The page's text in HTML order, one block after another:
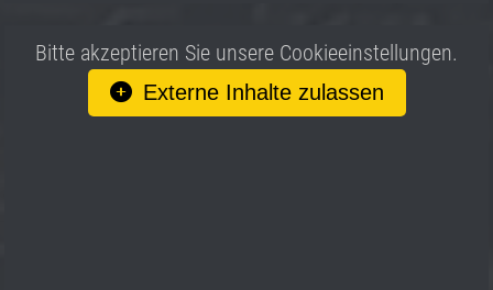
Bitte akzeptieren Sie unsere Cookieeinstellungen.
Externe Inhalte zulassen